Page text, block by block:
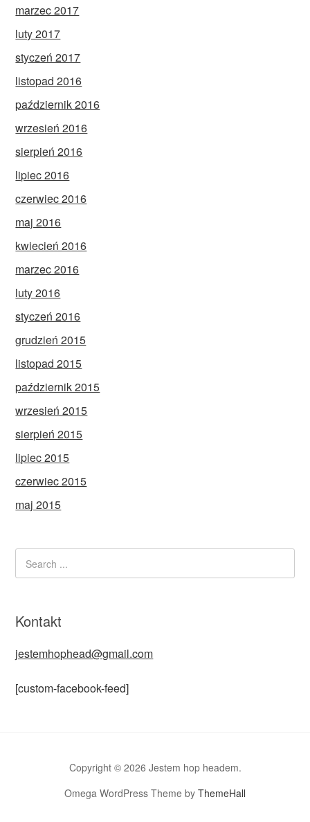
marzec 2017
luty 2017
styczeń 2017
listopad 2016
październik 2016
wrzesień 2016
sierpień 2016
lipiec 2016
czerwiec 2016
maj 2016
kwiecień 2016
marzec 2016
luty 2016
styczeń 2016
grudzień 2015
listopad 2015
październik 2015
wrzesień 2015
sierpień 2015
lipiec 2015
czerwiec 2015
maj 2015
Kontakt
jestemhophead@gmail.com
[custom-facebook-feed]
Copyright © 2026 Jestem hop headem.
Omega WordPress Theme by ThemeHall